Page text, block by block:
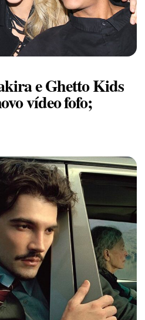
e Ghetto Kids
vídeo fofo;